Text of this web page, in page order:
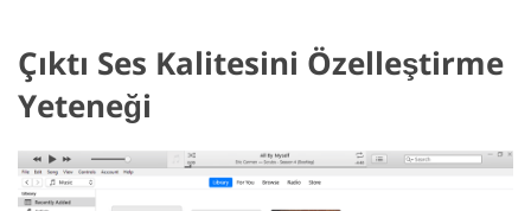
Çıktı Ses Kalitesini Özelleştirme
Yeteneği